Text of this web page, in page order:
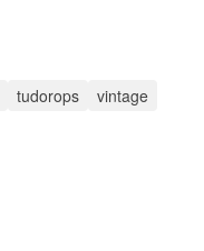
tudorops
vintage